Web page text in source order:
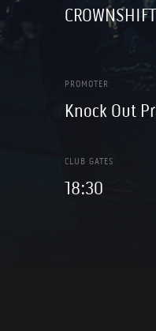
PROMOTER
Knock Out
CLUB GATES
18:30